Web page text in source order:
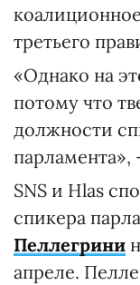
третьего
«Однако на
потому что
должности
SNS и Hlas
спикера
Пеллегрини
апреле.